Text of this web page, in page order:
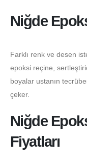
Niğde
Farklı renk ve desen
epoksi reçine,
boyalar ustanın
çeker.
Niğde
Fiyatları